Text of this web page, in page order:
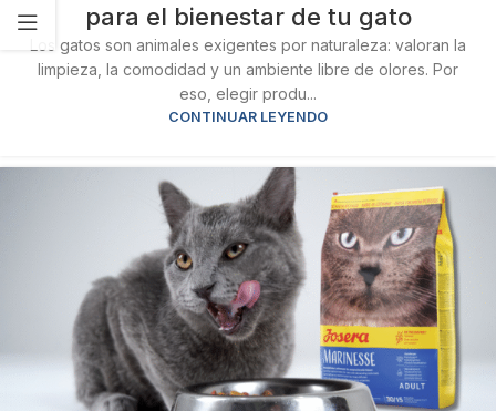
para el bienestar de tu gato
Los gatos son animales exigentes por naturaleza: valoran la
limpieza, la comodidad y un ambiente libre de olores. Por
eso, elegir produ...
CONTINUAR LEYENDO